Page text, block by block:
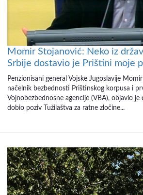
Momir Stojanović: Neko iz
Srbije dostavio je Prištini moje
Penzionisani general Vojske Jugoslavije
načelnik bezbednosti Prištinskog korpusa i
Vojnobezbednosne agencije (VBA), objavio
dobio poziv Tužilaštva za ratne zločine...